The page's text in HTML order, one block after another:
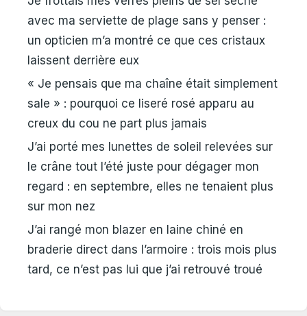
avec ma serviette de plage sans y penser :
un opticien m’a montré ce que ces cristaux
laissent derrière eux
« Je pensais que ma chaîne était simplement
sale » : pourquoi ce liseré rosé apparu au
creux du cou ne part plus jamais
J’ai porté mes lunettes de soleil relevées sur
le crâne tout l’été juste pour dégager mon
regard : en septembre, elles ne tenaient plus
sur mon nez
J’ai rangé mon blazer en laine chiné en
braderie direct dans l’armoire : trois mois plus
tard, ce n’est pas lui que j’ai retrouvé troué